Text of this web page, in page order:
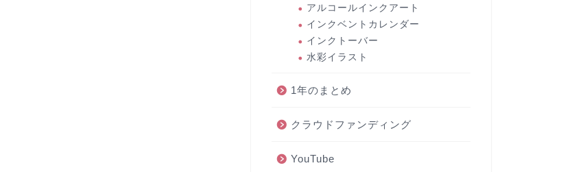
アルコールインクアート
インクベントカレンダー
インクトーバー
水彩イラスト
1年のまとめ
クラウドファンディング
YouTube